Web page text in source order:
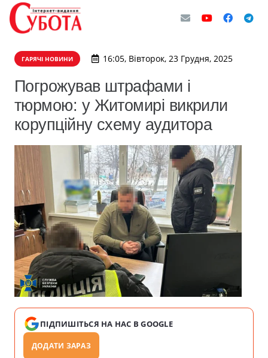
ГАРЯЧІ НОВИНИ 16:05, Вівторок, 23 Грудня, 2025
Погрожував штрафами і
тюрмою: у Житомирі викрили
корупційну схему аудитора
ПІДПИШІТЬСЯ НА НАС В GOOGLE
ДОДАТИ ЗАРАЗ